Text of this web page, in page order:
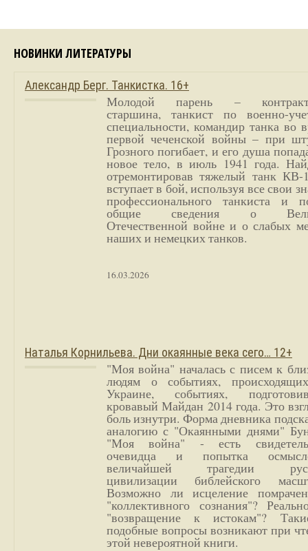
НОВИНКИ ЛИТЕРАТУРЫ
Александр Берг. Танкистка. 16+
Молодой парень –
старшина, танкист по военно-
специальности, командир танка во
первой чеченской войны – при
Грозного погибает, и его душа
новое тело, в июль 1941 года.
отремонтировав тяжелый танк
вступает в бой, используя все свои
профессионального танкиста и
общие сведения о
Отечественной войне и о слабых
наших и немецких танков.
16.03.2026
Наталья Корнильева. Дни окаянные века сего… 12+
"Моя война" началась с писем к
людям о событиях,
Украине, событиях,
кровавый Майдан 2014 года. Это
боль изнутри. Форма дневника
аналогию с "Окаянными днями"
"Моя война" - есть
очевидца и попытка
величайшей трагедии
цивилизации библейского
Возможно ли исцеление
"коллективного сознания"?
"возвращение к истокам"?
подобные вопросы возникают при
этой невероятной книги.